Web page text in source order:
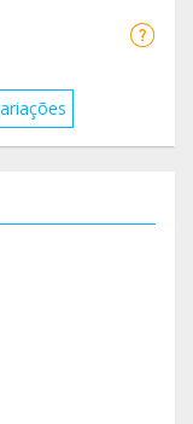
incluso en